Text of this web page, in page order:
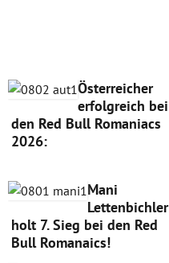
Österreicher
erfolgreich bei
den Red Bull Romaniacs
2026:
Mani
Lettenbichler
holt 7. Sieg bei den Red
Bull Romanaics!